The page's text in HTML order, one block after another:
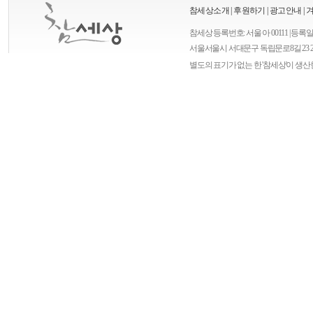
참세상소개 후원하기 광고안내
참세상 등록번호: 서울 아 00111 | 등록
서울서울시 서대문구 독립문로8길 23
별도의 표기가 없는 한 '참세상'이 생